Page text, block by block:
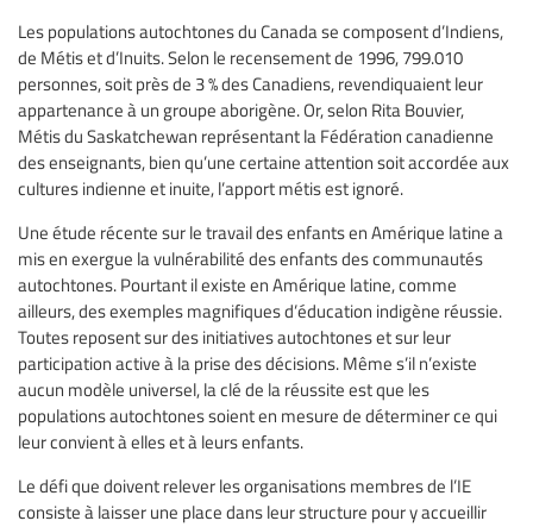
Les populations autochtones du Canada se composent d’Indiens,
de Métis et d’Inuits. Selon le recensement de 1996, 799.010
personnes, soit près de 3 % des Canadiens, revendiquaient leur
appartenance à un groupe aborigène. Or, selon Rita Bouvier,
Métis du Saskatchewan représentant la Fédération canadienne
des enseignants, bien qu’une certaine attention soit accordée aux
cultures indienne et inuite, l’apport métis est ignoré.
Une étude récente sur le travail des enfants en Amérique latine a
mis en exergue la vulnérabilité des enfants des communautés
autochtones. Pourtant il existe en Amérique latine, comme
ailleurs, des exemples magnifiques d’éducation indigène réussie.
Toutes reposent sur des initiatives autochtones et sur leur
participation active à la prise des décisions. Même s’il n’existe
aucun modèle universel, la clé de la réussite est que les
populations autochtones soient en mesure de déterminer ce qui
leur convient à elles et à leurs enfants.
Le défi que doivent relever les organisations membres de l’IE
consiste à laisser une place dans leur structure pour y accueillir